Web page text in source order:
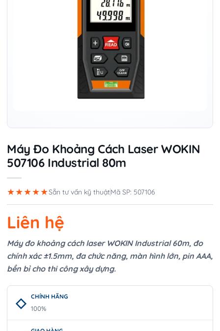
Máy Đo Khoảng Cách Laser WOKIN
507106 Industrial 80m
★★★★★Sẵn tư vấn kỹ thuậtMã SP: 507106
Liên hệ
Máy đo khoảng cách laser WOKIN Industrial 60m, đo
chính xác ±1.5mm, đa chức năng, màn hình lớn, pin AAA,
bền bỉ cho thi công xây dựng.
CHÍNH HÃNG
100%